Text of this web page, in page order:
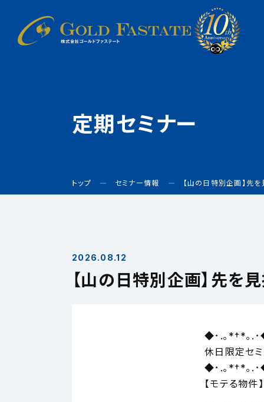
定期セミナー
トップ セミナー情報 【山の日特別企画】先
2026.08.12
【山の日特別企画】先を
◆･.｡*†*｡.･
休日限定セ
◆･.｡*†*｡.･
【モテる物件